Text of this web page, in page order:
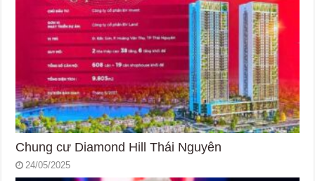
Chung cư Diamond Hill Thái Nguyên
24/05/2025